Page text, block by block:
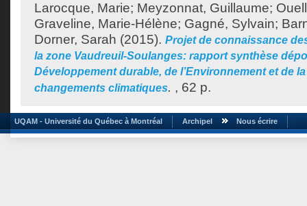
Larocque, Marie; Meyzonnat, Guillaume;
Graveline, Marie-Hélène; Gagné, Sylvain;
Dorner, Sarah (2015). Projet de connaissance
la zone Vaudreuil-Soulanges: rapport synthèse
Développement durable, de l’Environnement et de
changements climatiques. , 62 p.
UQAM - Université du Québec à Montréal Archipel Nous écrire